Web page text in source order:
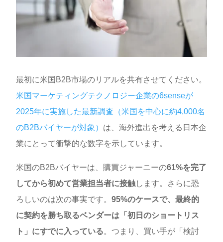
最初に米国B2B市場のリアルを共有させてください。
米国マーケティングテクノロジー企業の6senseが
2025年に実施した最新調査（米国を中心に約4,000名
のB2Bバイヤーが対象） は、海外進出を考える日本企
業にとって衝撃的な数字を示しています。
米国のB2Bバイヤーは、購買ジャーニーの61%を完了
してから初めて営業担当者に接触します。さらに恐
ろしいのは次の事実です。95%のケースで、最終的
に契約を勝ち取るベンダーは「初日のショートリス
ト」にすでに入っている。つまり、買い手が「検討